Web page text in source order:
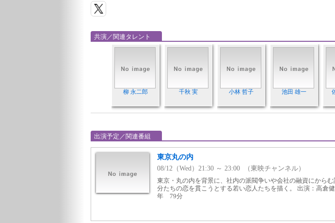
共演／関連タレント
柳 永二郎 千秋 実 小林 哲子 池田 雄一
出演予定／関連番組
東京丸の内
08/12（Wed）21:30 ～ 23:00 （東映チャンネル）
東京・丸の内を背景に、社内の派閥争いや会社の融資にから
分たちの恋を貫こうとする若い恋人たちを描く。 出演：高倉
年 79分